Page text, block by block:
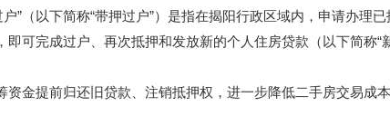
（以下简称“带押过户”）是指在揭阳行政区域内，申请办理
即可完成过户、再次抵押和发放新的个人住房贷款（以下简称
金提前归还旧贷款、注销抵押权，进一步降低二手房交易成